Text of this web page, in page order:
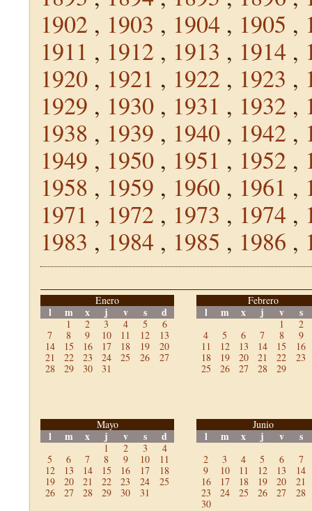
1902 , 1903 , 1904 , 1905 ,
1911 , 1912 , 1913 , 1914 ,
1920 , 1921 , 1922 , 1923 ,
1929 , 1930 , 1931 , 1932 ,
1938 , 1939 , 1940 , 1942 ,
1949 , 1950 , 1951 , 1952 ,
1958 , 1959 , 1960 , 1961 ,
1971 , 1972 , 1973 , 1974 ,
1983 , 1984 , 1985 , 1986 ,
Enero
l m x j v s d
1 2 3 4 5
6
7
8 9 10 11 12
13
14
15 16 17 18 19
20
21
22 23 24 25 26
27
28
29 30 31
Febrero
l m x j v s
1
2
4
5 6 7 8
9
11
12 13 14 15
16
18
19 20 21 22
23
25
26 27 28 29
Mayo
l m x j v s d
1 2 3
4
5
6 7 8 9 10
11
12
13 14 15 16 17
18
19
20 21 22 23 24
25
26
27 28 29 30 31
Junio
l m x j v s
2 3 4 5 6
7
9
10 11 12 13
14
16
17 18 19 20
21
23
24 25 26 27
28
30